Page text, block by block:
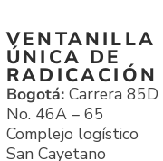
VENTANILLA
ÚNICA DE
RADICACIÓN
Bogotá: Carrera 85D
No. 46A – 65
Complejo logístico
San Cayetano